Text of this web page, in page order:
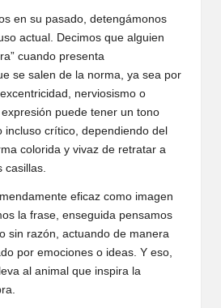
en su pasado, detengámonos
actual. Decimos que alguien
cuando presenta
se salen de la norma, ya sea por
nerviosismo o
puede tener un tono
incluso crítico, dependiendo del
colorida y vivaz de retratar a
casillas.
eficaz como imagen
la frase, enseguida pensamos
sin razón, actuando de manera
por emociones o ideas. Y eso,
al animal que inspira la